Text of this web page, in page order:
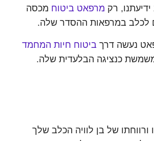
רקמרפאט ביטוחמכסה
במרפאות ההסדר שלה.
דרךביטוח חיות המחמד
הבלעדית שלה.
של בן לוויה הכלב שלך